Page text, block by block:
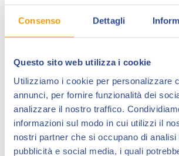
Consenso Dettagli
Questo sito web utilizza i cookie
Utilizziamo i cookie per personalizzare
annunci, per fornire funzionalità dei
analizzare il nostro traffico.
informazioni sul modo in cui utilizzi il
nostri partner che si occupano di analisi
pubblicità e social media, i quali
Lorenzo
Nato a Roma nel 1991, collabora